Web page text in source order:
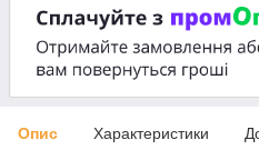
Опис Характеристики